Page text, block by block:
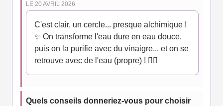
LE 20 AVRIL 2026
C'est clair, un cercle... presque alchimique !
✨ On transforme l'eau dure en eau douce,
puis on la purifie avec du vinaigre... et on se
retrouve avec de l'eau (propre) ! 🧙‍♂️
Quels conseils donneriez-vous pour choisir